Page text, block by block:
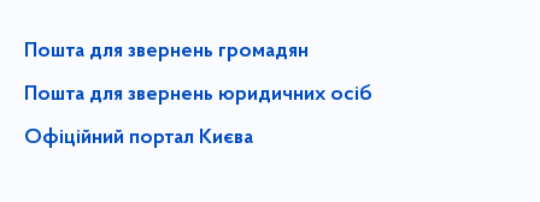
Пошта для звернень громадян
Пошта для звернень юридичних осіб
Офіційний портал Києва